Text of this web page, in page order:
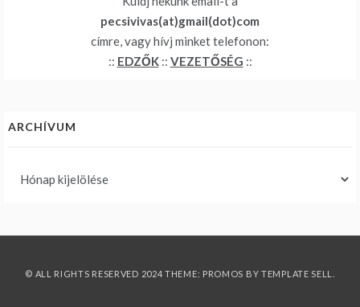
pecsivivas(at)gmail(dot)com
címre, vagy hívj minket telefonon:
:: EDZŐK:: VEZETŐSÉG ::
ARCHÍVUM
© ALL RIGHTS RESERVED 2024 THEME: PROMOS BY TEMPLATE SELL